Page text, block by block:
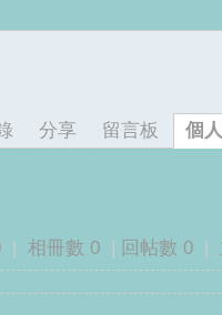
分享 留言板 個
| 相冊數 0 | 回帖數 0 |